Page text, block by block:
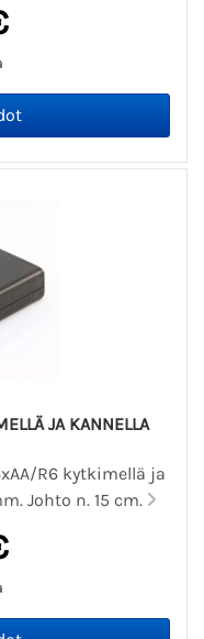
JA KANNELLA
R6 kytkimellä ja
Johto n. 15 cm.